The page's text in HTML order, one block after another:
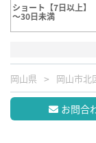
ショート【7日以上】
～30日未満
岡山県 岡山市北
お問合